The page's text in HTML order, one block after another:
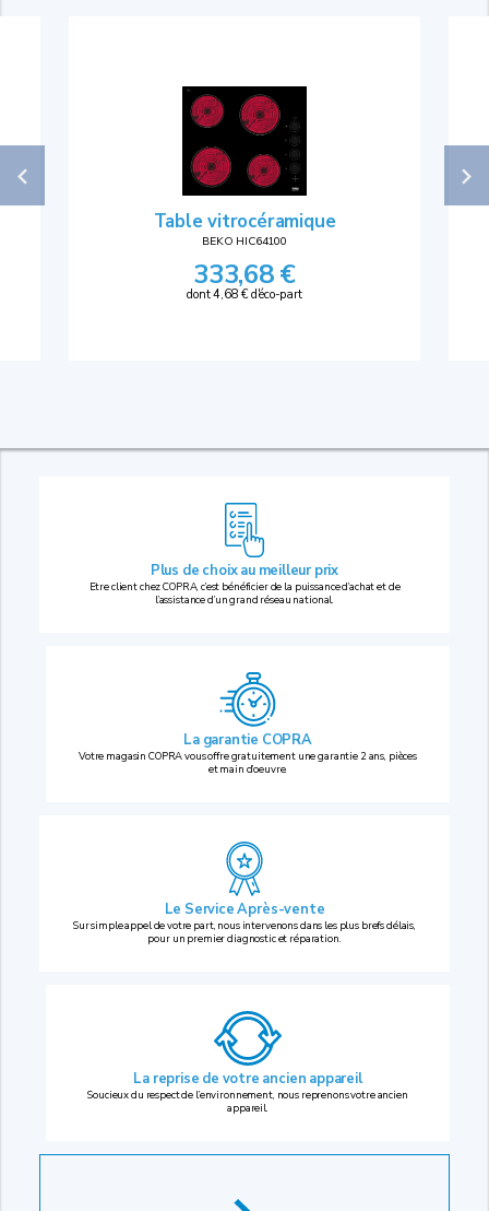
Table vitrocéramique
BEKO HIC64100
333,68 €
dont 4,68 € d'éco-part
Plus de choix au meilleur prix
Etre client chez COPRA, c’est bénéficier de la puissance d’achat et de
l’assistance d’un grand réseau national.
La garantie COPRA
Votre magasin COPRA vous offre gratuitement une garantie 2 ans, pièces
et main d’oeuvre.
Le Service Après-vente
Sur simple appel de votre part, nous intervenons dans les plus brefs délais,
pour un premier diagnostic et réparation.
La reprise de votre ancien appareil
Soucieux du respect de l’environnement, nous reprenons votre ancien
appareil.